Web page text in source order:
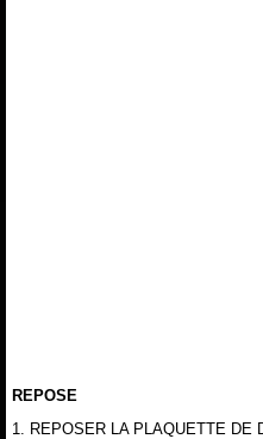
REPOSE
1. REPOSER LA PLAQUETTE DE